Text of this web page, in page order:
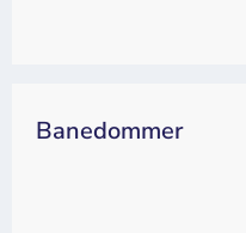
Banedommer